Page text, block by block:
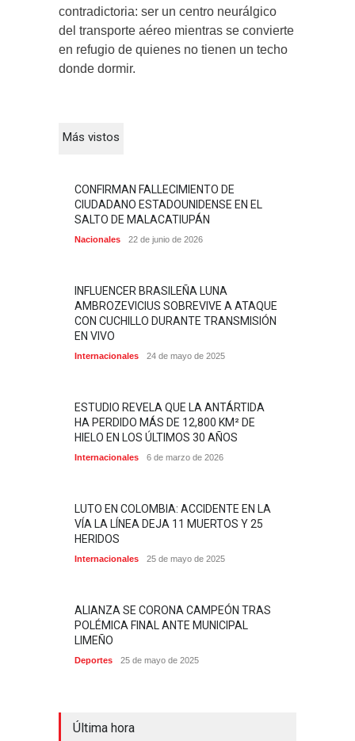
contradictoria: ser un centro neurálgico
del transporte aéreo mientras se convierte
en refugio de quienes no tienen un techo
donde dormir.
Más vistos
CONFIRMAN FALLECIMIENTO DE
CIUDADANO ESTADOUNIDENSE EN EL
SALTO DE MALACATIUPÁN
Nacionales 22 de junio de 2026
INFLUENCER BRASILEÑA LUNA
AMBROZEVICIUS SOBREVIVE A ATAQUE
CON CUCHILLO DURANTE TRANSMISIÓN
EN VIVO
Internacionales 24 de mayo de 2025
ESTUDIO REVELA QUE LA ANTÁRTIDA
HA PERDIDO MÁS DE 12,800 KM² DE
HIELO EN LOS ÚLTIMOS 30 AÑOS
Internacionales 6 de marzo de 2026
LUTO EN COLOMBIA: ACCIDENTE EN LA
VÍA LA LÍNEA DEJA 11 MUERTOS Y 25
HERIDOS
Internacionales 25 de mayo de 2025
ALIANZA SE CORONA CAMPEÓN TRAS
POLÉMICA FINAL ANTE MUNICIPAL
LIMEÑO
Deportes 25 de mayo de 2025
Última hora